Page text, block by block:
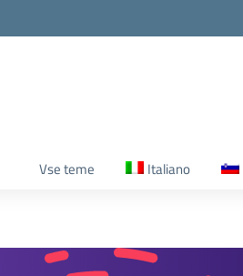
Vse teme Italiano